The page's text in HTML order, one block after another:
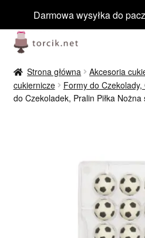
Darmowa wysyłka do
Przejdź
do
nawigacji
Przejdź
do
treści
Jadalne
Niejadalne
Strona główna Akcesoria
cukiernicze
Formy do
do Czekoladek, Pralin Piłka